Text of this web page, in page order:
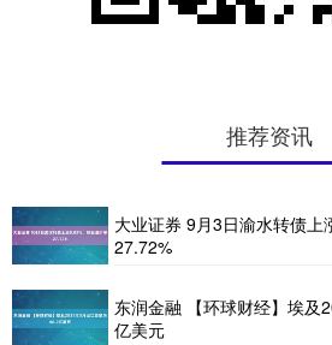
推荐资讯
大业证券 9月3日渝水转债上
27.72%
东润金融 【环球财经】埃及
亿美元